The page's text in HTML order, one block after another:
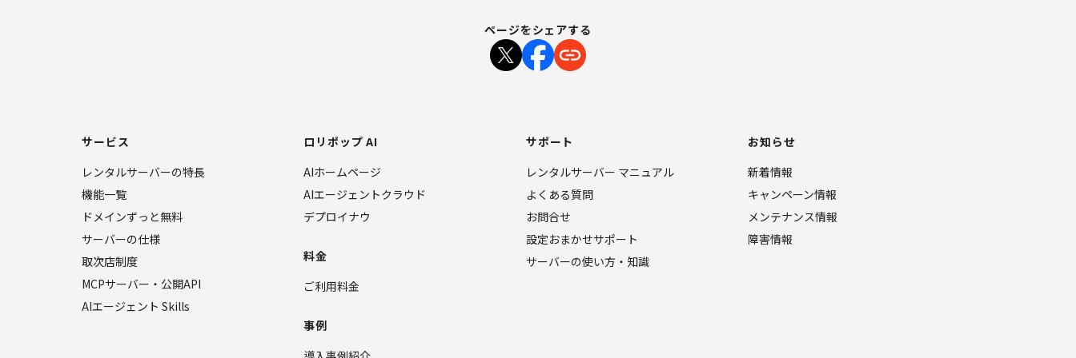
ページをシェアする
サービス
レンタルサーバーの特長
機能一覧
ドメインずっと無料
サーバーの仕様
取次店制度
MCPサーバー・公開API
AIエージェント Skills
ロリポップ AI
AIホームページ
AIエージェントクラウド
デプロイナウ
料金
ご利用料金
事例
サポート
レンタルサーバー マニュアル
よくある質問
お問合せ
設定おまかせサポート
サーバーの使い方・知識
お知らせ
新着情報
キャンペーン情報
メンテナンス情報
障害情報